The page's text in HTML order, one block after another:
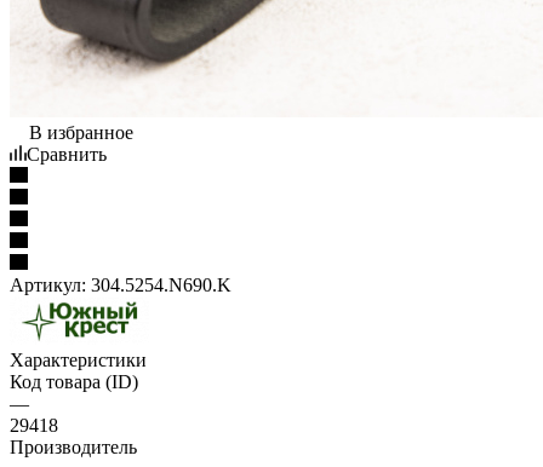
В избранное
Сравнить
Артикул: 304.5254.N690.K
Характеристики
Код товара (ID)
—
29418
Производитель